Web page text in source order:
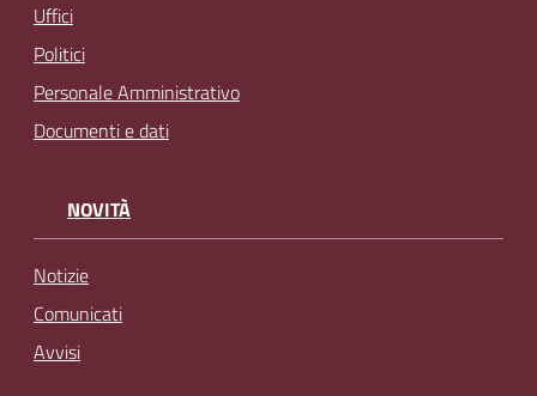
Uffici
Politici
Personale Amministrativo
Documenti e dati
NOVITÀ
Notizie
Comunicati
Avvisi